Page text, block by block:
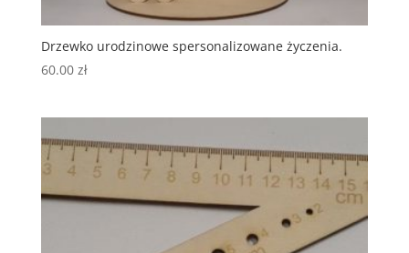
Drzewko urodzinowe spersonalizowane życzenia.
60.00 zł